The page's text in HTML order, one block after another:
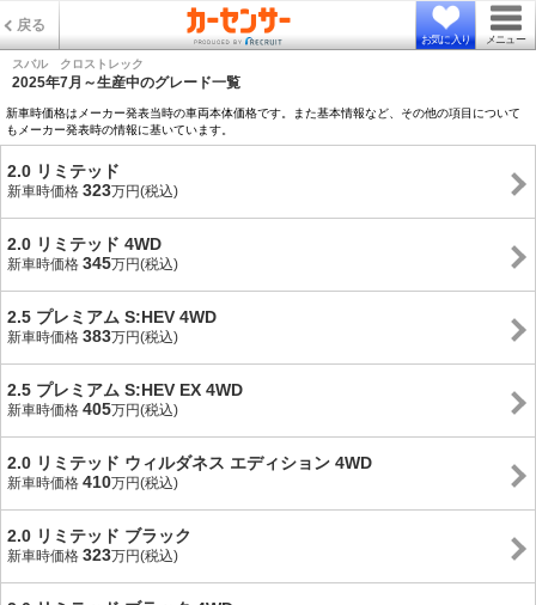
戻る
お気に入り メニュー
スバル クロストレック
2025年7月～生産中のグレード一覧
新車時価格はメーカー発表当時の車両本体価格です。また基本情報など、その他の項目について
もメーカー発表時の情報に基いています。
2.0 リミテッド
新車時価格 323万円(税込)
2.0 リミテッド 4WD
新車時価格 345万円(税込)
2.5 プレミアム S:HEV 4WD
新車時価格 383万円(税込)
2.5 プレミアム S:HEV EX 4WD
新車時価格 405万円(税込)
2.0 リミテッド ウィルダネス エディション 4WD
新車時価格 410万円(税込)
2.0 リミテッド ブラック
新車時価格 323万円(税込)